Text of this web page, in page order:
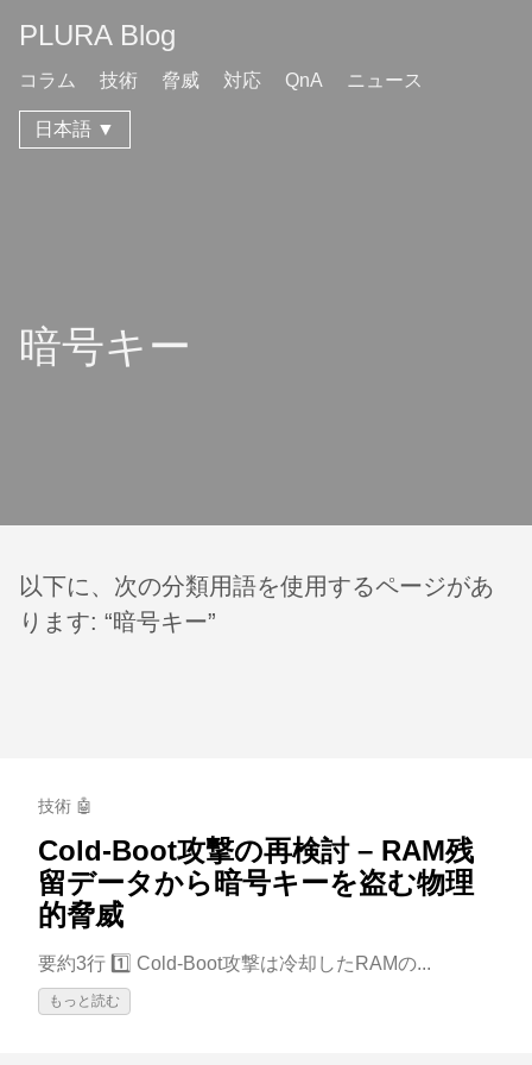
PLURA Blog
コラム 技術 脅威 対応 QnA ニュース
日本語 ▼
暗号キー
以下に、次の分類用語を使用するページがあ
ります: “暗号キー”
技術 🤖
Cold‑Boot攻撃の再検討 – RAM残
留データから暗号キーを盗む物理
的脅威
要約3行 1️⃣ Cold‑Boot攻撃は冷却したRAMの...
もっと読む